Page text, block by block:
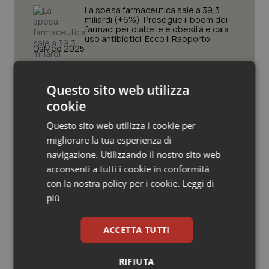
Veneto
Oncoematologia
Oncologia & Nutrizione
Psoriasi & pelle
Quotidiano Cardiologia
Quotidiano Chirurgia
Quotidiano Oncologia
Quotidiano Pediatria
La spesa farmaceutica sale a 39,3
miliardi (+6%). Prosegue il boom dei
farmaci per diabete e obesità e cala
uso antibiotici. Ecco il Rapporto
OsMed 2025
dopo le richieste delle Regioni. Dalla
revisione del prontuario alla
governance, ecco le novità
Stati Uniti. Moderna ottiene
l’approvazione della Fda per il primo
vaccino antinfluenzale a mRNA
Desogestrel ed etonogestrel. Lieve
aggiornano le controindicazioni per i
Questo sito web utilizza
cookie
Questo sito web utilizza i cookie per
migliorare la tua esperienza di
navigazione. Utilizzando il nostro sito web
acconsenti a tutti i cookie in conformità
con la nostra policy per i cookie. Leggi di
più
ACCETTA TUTTI
RIFIUTA